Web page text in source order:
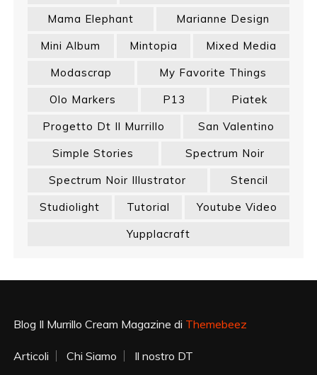
Mama Elephant
Marianne Design
Mini Album
Mintopia
Mixed Media
Modascrap
My Favorite Things
Olo Markers
P13
Piatek
Progetto Dt Il Murrillo
San Valentino
Simple Stories
Spectrum Noir
Spectrum Noir Illustrator
Stencil
Studiolight
Tutorial
Youtube Video
Yupplacraft
Blog Il Murrillo Cream Magazine di Themebeez
Articoli Chi Siamo Il nostro DT